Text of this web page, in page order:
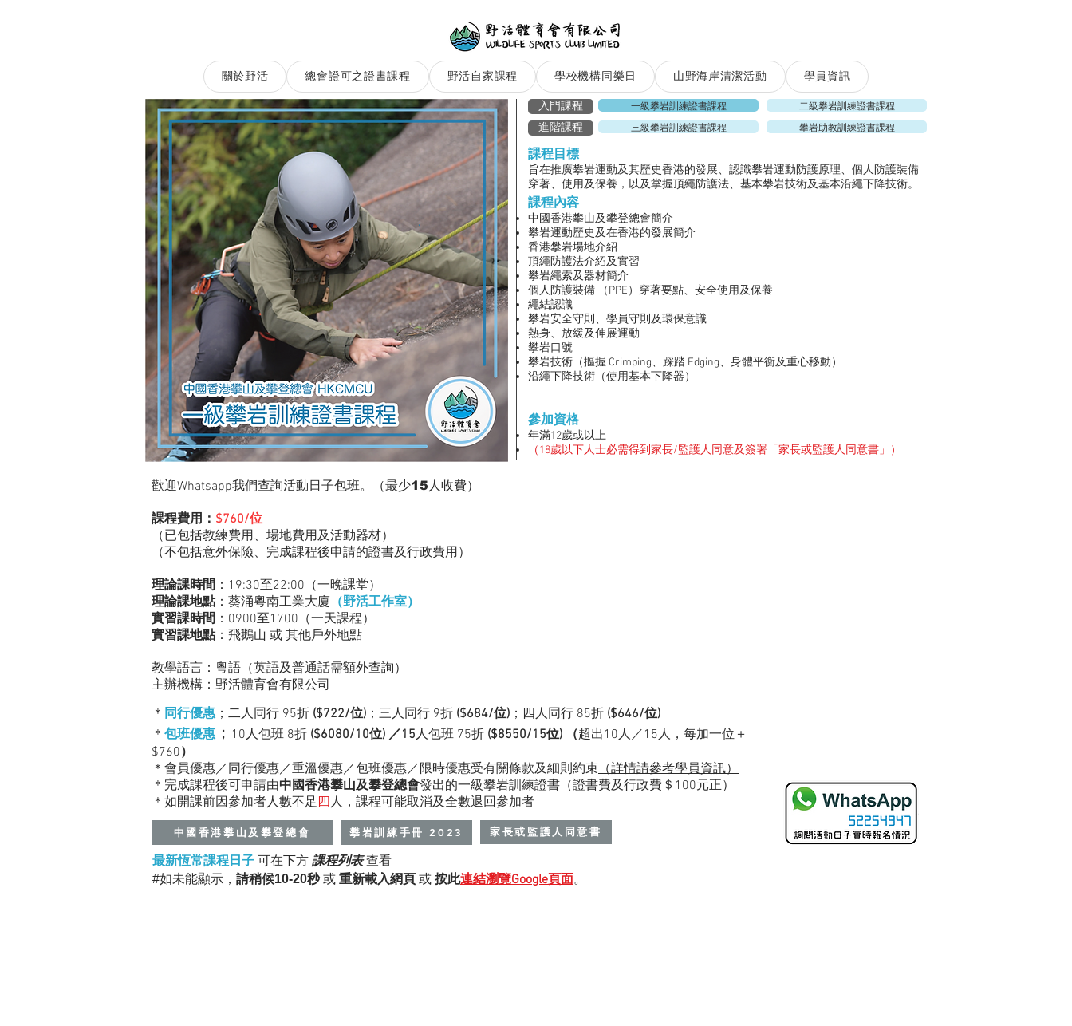
關於野活 總會證可之證書課程 野活自家課程 學校機構同樂日 山野海岸清潔活動 學員資訊
入門課程 一級攀岩訓練證書課程
進階課程 三級攀岩訓練證書課程
二級攀岩訓練證書課程
攀岩助教訓練證書課程
課程目標
​旨在推廣攀岩運動及其歷史香港的發展、認識攀岩運動防護原理、個人防護裝備
穿著、使用及保養，以及掌握頂繩防護法、基本攀岩技術及基本沿繩下降技術。
課程內容
中國香港攀山及攀登總會簡介
攀岩運動歷史及在香港的發展簡介
香港攀岩場地介紹
頂繩防護法介紹及實習
攀岩繩索及器材簡介
個人防護裝備 （PPE）穿著要點、安全使用及保養
繩結認識
攀岩安全守則、學員守則及環保意識
熱身、放緩及伸展運動
攀岩口號
攀岩技術（摳握 Crimping、踩踏 Edging、身體平衡及重心移動）
沿繩下降技術（使用基本下降器）
參加資格
年滿12歲或以上
（18歲以下人士必需得到家長/監護人同意及簽署「家長或監護人同意書」 ）
歡迎Whatsapp我們查詢​活動日子包班。 （最少15人收費）
課程費用： $760/位
（已包括教練費用、場地費用及活動器材）
（不包括意外保險、 完成課程後申請的證書及行政費用）
理論課時間 ：19:30至22:00（一晚課堂）
理論課地點：葵涌粵南工業大廈 （野活工作室）
實習課時間 ：0900至1700（一天課程）
實習課地點：飛鵝山 或 其他戶外地點
教學語言：粵語（英語及普通話需額外查詢）
主辦機構：野活體育會有限公司
＊ 同行優惠；二人同行 95折 ($722/位) ；三人同行 9折 ($684/位) ；四人同行 85折 ($646/位)
＊ 包班優惠； 10人包班 8折 ($6080/10位) ／15人包班 75折 ($8550/15位) （超出10人／15人，每加一位＋
$760）
＊會員優惠／同行優惠／重溫優惠／包班優惠／限時優惠受有關條款及細則約束（詳情請參考學員資訊）
＊完成課程後可申請由中國香港攀山及攀登總會發出的一級攀岩訓練證書（證書費及行政費＄100元正）
＊如開課前因參加者人數不足 四人，課程可能取消及全數退回參加者
中國香港攀山及攀登總會 攀岩訓練手冊 2023 家長或監護人同意書
最新恆常課程日子 可在下方 課程列表查看
#如未能顯示， 請稍候10-20秒或 重新載入網頁 或 按此連結瀏覽Google頁面。